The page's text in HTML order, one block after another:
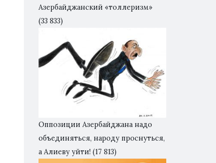
Азербайджанский «толлеризм»
(33 833)
Оппозиции Азербайджана надо
объединяться, народу проснуться,
а Алиеву уйти! (17 813)